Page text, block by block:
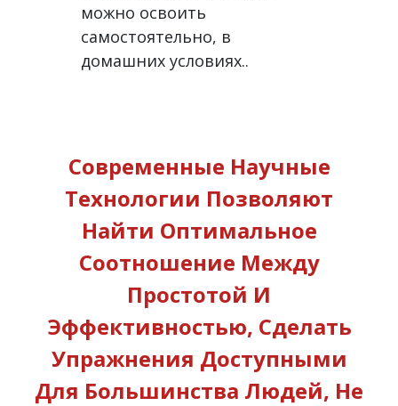
можно освоить
самостоятельно, в
домашних условиях..
Современные Научные
Технологии Позволяют
Найти Оптимальное
Соотношение Между
Простотой И
Эффективностью, Сделать
Упражнения Доступными
Для Большинства Людей, Не